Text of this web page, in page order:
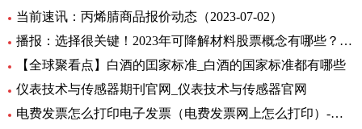
当前速讯：丙烯腈商品报价动态（2023-07-02）
播报：选择很关键！2023年可降解材料股票概念有哪些？（7月2日）
【全球聚看点】白酒的囯家标准_白酒的国家标准都有哪些
仪表技术与传感器期刊官网_仪表技术与传感器官网
电费发票怎么打印电子发票（电费发票网上怎么打印）-环球报资讯